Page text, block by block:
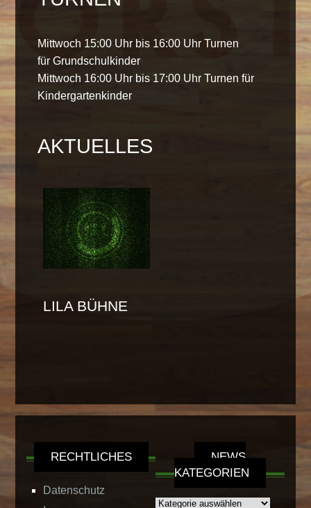
Mittwoch 15:00 Uhr bis 16:00 Uhr Turnen
für Grundschulkinder
Mittwoch 16:00 Uhr bis 17:00 Uhr Turnen für
Kindergartenkinder
AKTUELLES
LILA BÜHNE
RECHTLICHES
Datenschutz
NEWS
KATEGORIEN